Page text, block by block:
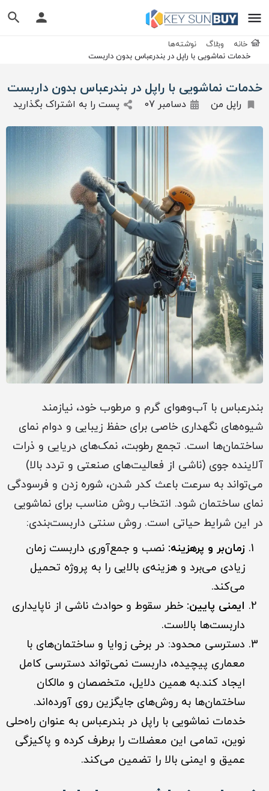
خانه وبلاگ
نوشته‌ها
خدمات نماشویی با راپل در بندرعباس بدون داربست
خدمات نماشویی با راپل در بندرعباس بدون داربست
راپل من دسامبر 07 پست را به اشتراک بگذارید
بندرعباس با آب‌وهوای گرم و مرطوب خود، نیازمند
شیوه‌های نگهداری خاصی برای حفظ زیبایی و دوام نمای
ساختمان‌ها است. تجمع رطوبت، نمک‌های دریایی و ذرات
آلاینده جوی (ناشی از فعالیت‌های صنعتی و تردد بالا)
می‌تواند به سرعت باعث کدر شدن، شوره زدن و فرسودگی
نمای ساختمان شود. انتخاب روش مناسب برای نماشویی
در این شرایط حیاتی است. روش سنتی داربست‌بندی:
زمان‌بر و پرهزینه: نصب و جمع‌آوری داربست زمان
زیادی می‌برد و هزینه‌ی بالایی را به پروژه تحمیل
می‌کند.
ایمنی پایین: خطر سقوط و حوادث ناشی از ناپایداری
داربست‌ها بالاست.
دسترسی محدود: در برخی زوایا و ساختمان‌های با
معماری پیچیده، داربست نمی‌تواند دسترسی کامل
ایجاد کند.به همین دلایل، متخصصان و مالکان
ساختمان‌ها به روش‌های جایگزین روی آورده‌اند.
خدمات نماشویی با راپل در بندرعباس به عنوان راه‌حلی
نوین، تمامی این معضلات را برطرف کرده و پاکیزگی
عمیق و ایمنی بالا را تضمین می‌کند.